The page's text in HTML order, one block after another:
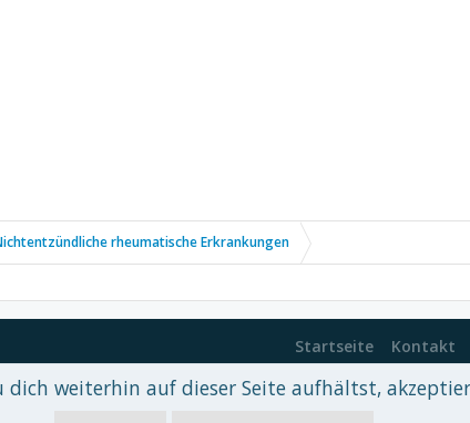
rheumatische Erkrankungen
Startseite Kontakt
©2010-2017
dich weiterhin auf dieser Seite aufhältst,